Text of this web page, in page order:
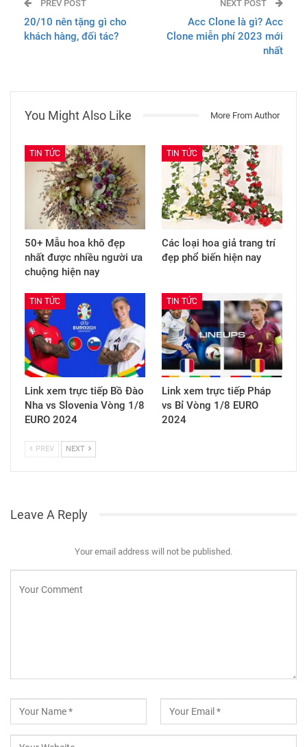
PREV POST
20/10 nên tặng gì cho
khách hàng, đối tác?
NEXT POST
Acc Clone là gì? Acc
Clone miễn phí 2023 mới
nhất
You Might Also Like More From Author
TIN TỨC
50+ Mẫu hoa khô đẹp
nhất được nhiều người ưa
chuộng hiện nay
TIN TỨC
Các loại hoa giả trang trí
đẹp phổ biến hiện nay
TIN TỨC
Link xem trực tiếp Bồ Đào
Nha vs Slovenia Vòng 1/8
EURO 2024
TIN TỨC
Link xem trực tiếp Pháp
vs Bỉ Vòng 1/8 EURO
2024
PREV NEXT
Leave A Reply
Your email address will not be published.